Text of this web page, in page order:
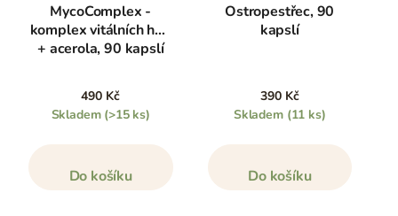
MycoComplex -
komplex vitálních hub
+ acerola, 90 kapslí
490 Kč
Skladem (>15 ks)
Do košíku
Ostropestřec, 90
kapslí
390 Kč
Skladem (11 ks)
Do košíku